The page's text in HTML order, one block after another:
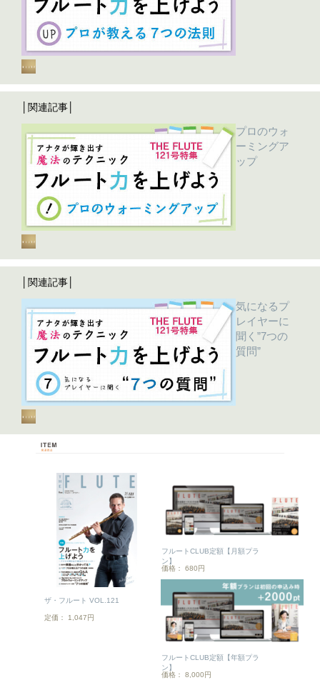
│関連記事│
プロのウォ
ーミングア
ップ
│関連記事│
気になるプ
レイヤーに
聞く”7つの
質問”
ザ・フルート VOL.121
定価： 1,047円
フルートCLUB定額【月額プラ
ン】
価格： 680円
フルートCLUB定額【年額プラ
ン】
価格： 8,000円